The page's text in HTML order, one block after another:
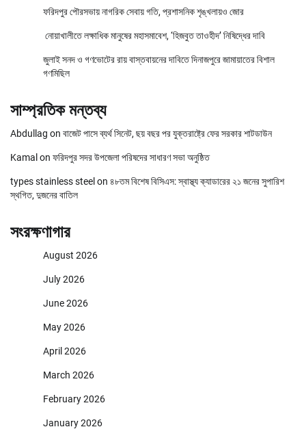
ফরিদপুর পৌরসভায় নাগরিক সেবায় গতি, প্রশাসনিক শৃঙ্খলায়ও জোর
নোয়াখালীতে লক্ষাধিক মানুষের মহাসমাবেশ, ‘হিজবুত তাওহীদ’ নিষিদ্ধের দাবি
জুলাই সনদ ও গণভোটের রায় বাস্তবায়নের দাবিতে দিনাজপুরে জামায়াতের বিশাল
গণমিছিল
সাম্প্রতিক মন্তব্য
Abdullag on বাজেট পাসে ব্যর্থ সিনেট, ছয় বছর পর যুক্তরাষ্ট্রে ফের সরকার শাটডাউন
Kamal on ফরিদপুর সদর উপজেলা পরিষদের সাধারণ সভা অনুষ্ঠিত
types stainless steel on ৪৮তম বিশেষ বিসিএস: স্বাস্থ্য ক্যাডারের ২১ জনের সুপারিশ
স্থগিত, দুজনের বাতিল
সংরক্ষণাগার
August 2026
July 2026
June 2026
May 2026
April 2026
March 2026
February 2026
January 2026